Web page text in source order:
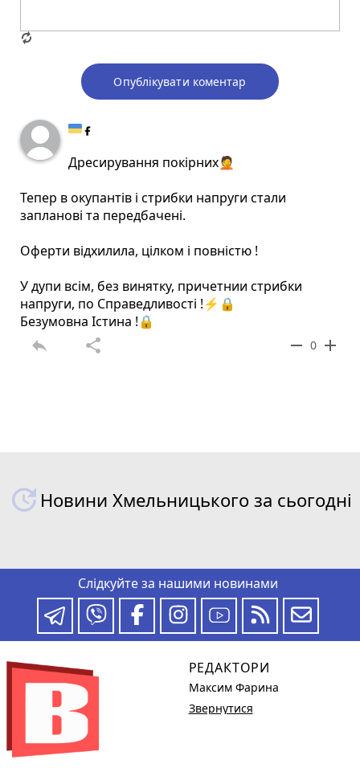
Опублікувати коментар
Дресирування покірних🤦
Тепер в окупантів і стрибки напруги стали
запланові та передбачені.
Оферти відхилила, цілком і повністю !
У дупи всім, без винятку, причетнии стрибки
напруги, по Справедливості !⚡🔒
Безумовна Істина !🔒
reply share remove 0 add
Новини Хмельницького за сьогодні
Слідкуйте за нашими новинами
РЕДАКТОРИ
Максим Фарина
Звернутися